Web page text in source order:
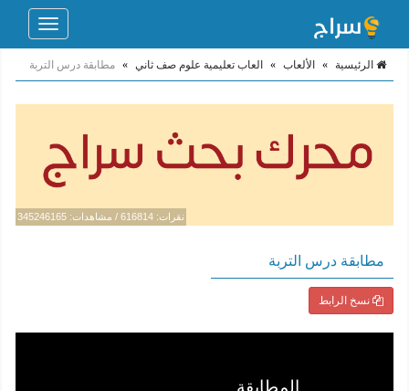
Toggle
الرئيسية » الألعاب » العاب تعليمية علوم صف ثاني » مطابقة درس التربة
نقرات: 616814 / مشاهدات: 345246165
مطابقة درس التربة
نسخ الرابط